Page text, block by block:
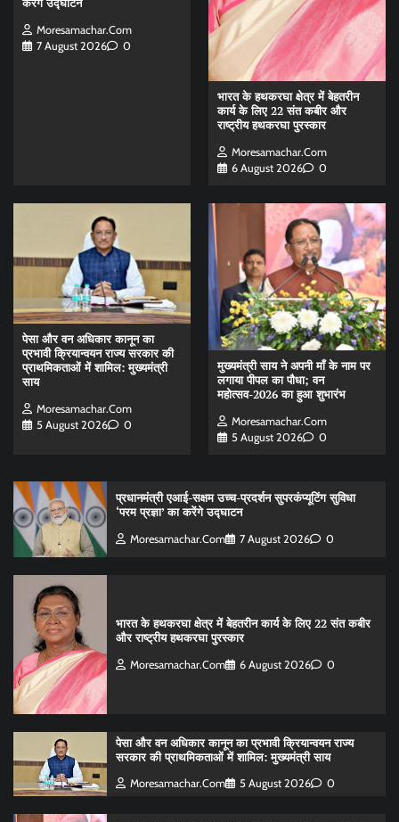
करेंगे उद्घाटन
Moresamachar.com
7 August 2026
0
भारत के हथकरघा क्षेत्र में बेहतरीन
कार्य के लिए 22 संत कबीर और
राष्ट्रीय हथकरघा पुरस्कार
Moresamachar.com
6 August 2026
0
पेसा और वन अधिकार कानून का
प्रभावी क्रियान्वयन राज्य सरकार की
प्राथमिकताओं में शामिल: मुख्यमंत्री
साय
Moresamachar.com
5 August 2026
0
मुख्यमंत्री साय ने अपनी माँ के नाम पर
लगाया पीपल का पौधा; वन
महोत्सव-2026 का हुआ शुभारंभ
Moresamachar.com
5 August 2026
0
प्रधानमंत्री एआई-सक्षम उच्च-प्रदर्शन सुपरकंप्यूटिंग सुविधा
‘परम प्रज्ञा’ का करेंगे उद्घाटन
Moresamachar.com 7 August 2026 0
भारत के हथकरघा क्षेत्र में बेहतरीन कार्य के लिए 22 संत कबीर
और राष्ट्रीय हथकरघा पुरस्कार
Moresamachar.com 6 August 2026 0
पेसा और वन अधिकार कानून का प्रभावी क्रियान्वयन राज्य
सरकार की प्राथमिकताओं में शामिल: मुख्यमंत्री साय
Moresamachar.com 5 August 2026 0